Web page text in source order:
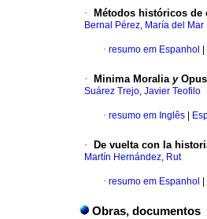
· Métodos históricos
Bernal Pérez, María del Mar
· resumo em Espanhol
· Minima Moralia y
Suárez Trejo, Javier Teofilo
· resumo em Inglês
· De vuelta con la
Martín Hernández, Rut
· resumo em Espanhol
Obras, documentos